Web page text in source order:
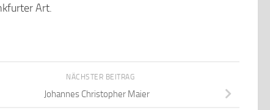
Art.
NÄCHSTER BEITRAG
Johannes Christopher Maier